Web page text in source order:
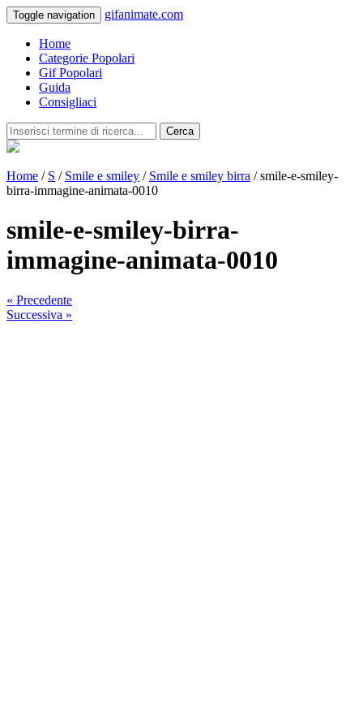
Toggle navigation gifanimate.com
Home
Categorie Popolari
Gif Popolari
Guida
Consigliaci
Cerca
Home / S / Smile e smiley / Smile e smiley birra / smile-e-smiley-
birra-immagine-animata-0010
smile-e-smiley-birra-
immagine-animata-0010
« Precedente
Successiva »